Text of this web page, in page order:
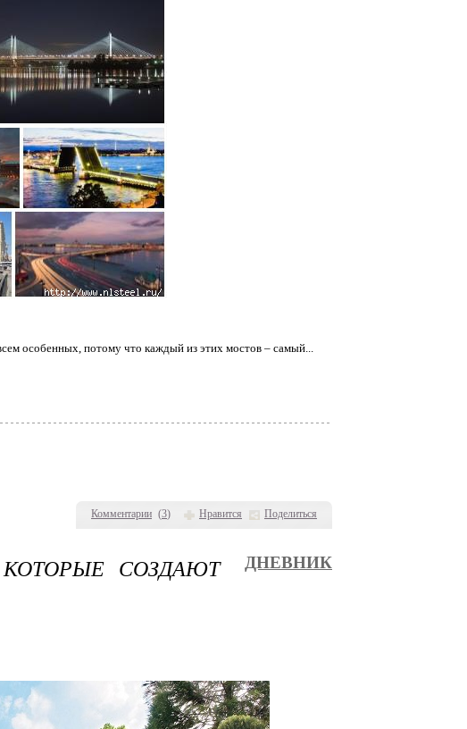
Комментарии (3) Нравится Поделиться
особенных, потому что каждый из этих мостов – самый...
СОЗДАЮТ
ДНЕВНИК